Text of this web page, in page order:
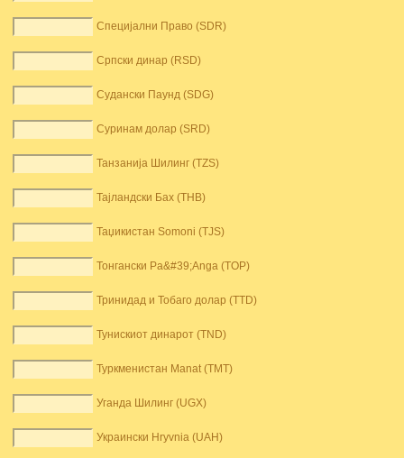
Специјални Право (SDR)
Српски динар (RSD)
Судански Паунд (SDG)
Суринам долар (SRD)
Танзанија Шилинг (TZS)
Тајландски Бах (THB)
Таџикистан Somoni (TJS)
Тонгански Pa&#39;Anga (TOP)
Тринидад и Тобаго долар (TTD)
Тунискиот динарот (TND)
Туркменистан Manat (TMT)
Уганда Шилинг (UGX)
Украински Hryvnia (UAH)